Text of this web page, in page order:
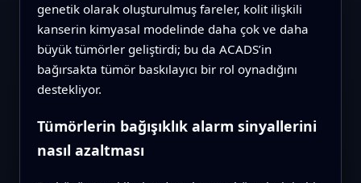
genetik olarak oluşturulmuş fareler, kolit ilişkili
kanserin kimyasal modelinde daha çok ve daha
büyük tümörler geliştirdi; bu da ACADS’in
bağırsakta tümör baskılayıcı bir rol oynadığını
destekliyor.
Tümörlerin bağışıklık alarm sinyallerini
nasıl azaltması